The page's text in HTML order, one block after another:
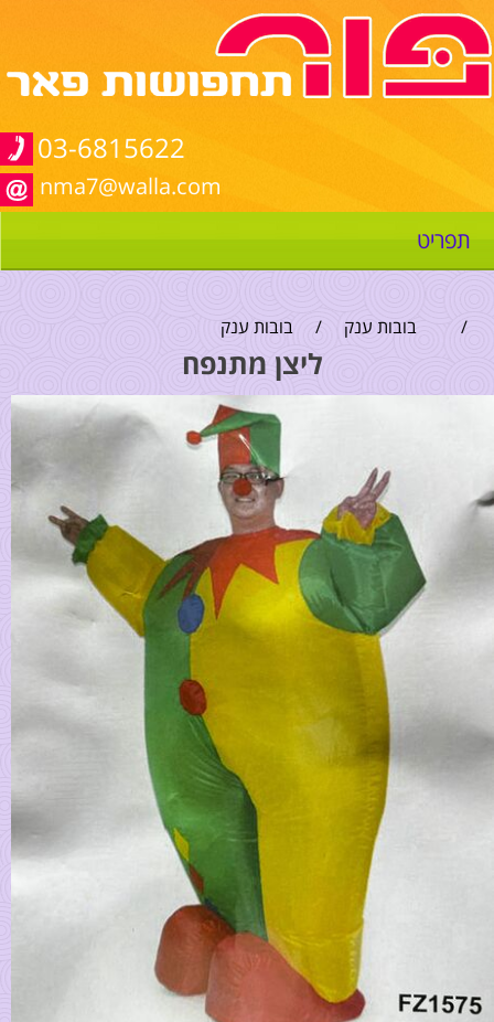
03-6815622
nma7@walla.com
תפריט
/ בובות ענק / בובות ענק
ליצן מתנפח